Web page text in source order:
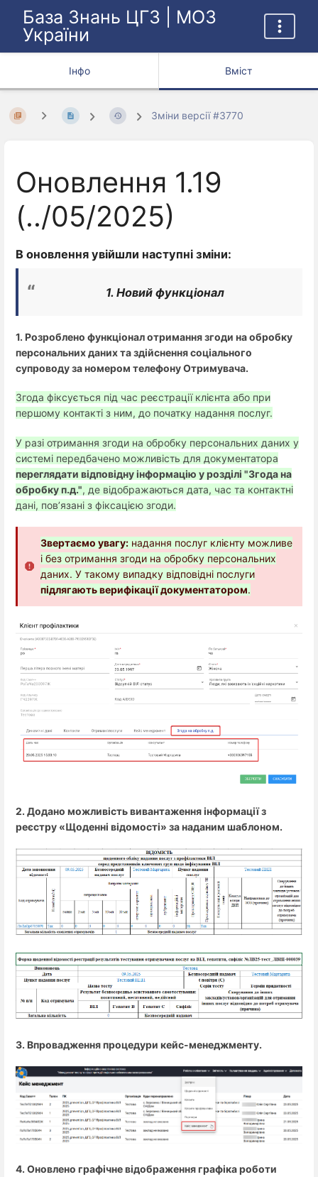
База Знань ЦГЗ | МОЗ
України
Інфо Вміст
Зміни версії #3770
Оновлення 1.19
(../05/2025)
В оновлення увійшли наступні зміни:
1. Новий функціонал
1. Розроблено функціонал отримання згоди на обробку
персональних даних та здійснення соціального
супроводу за номером телефону Отримувача.
Згода фіксується під час реєстрації клієнта або при
першому контакті з ним, до початку надання послуг.
У разі отримання згоди на обробку персональних даних у
системі передбачено можливість для документатора
переглядати відповідну інформацію у розділі "Згода на
обробку п.д.", де відображаються дата, час та контактні
дані, пов’язані з фіксацією згоди.
Звертаємо увагу: надання послуг клієнту можливе
і без отримання згоди на обробку персональних
даних. У такому випадку відповідні послуги
підлягають верифікації документатором.
2. Додано можливість вивантаження інформації з
реєстру «Щоденні відомості» за наданим шаблоном.
3. Впровадження процедури кейс-менеджменту.
4. Оновлено графічне відображення графіка роботи